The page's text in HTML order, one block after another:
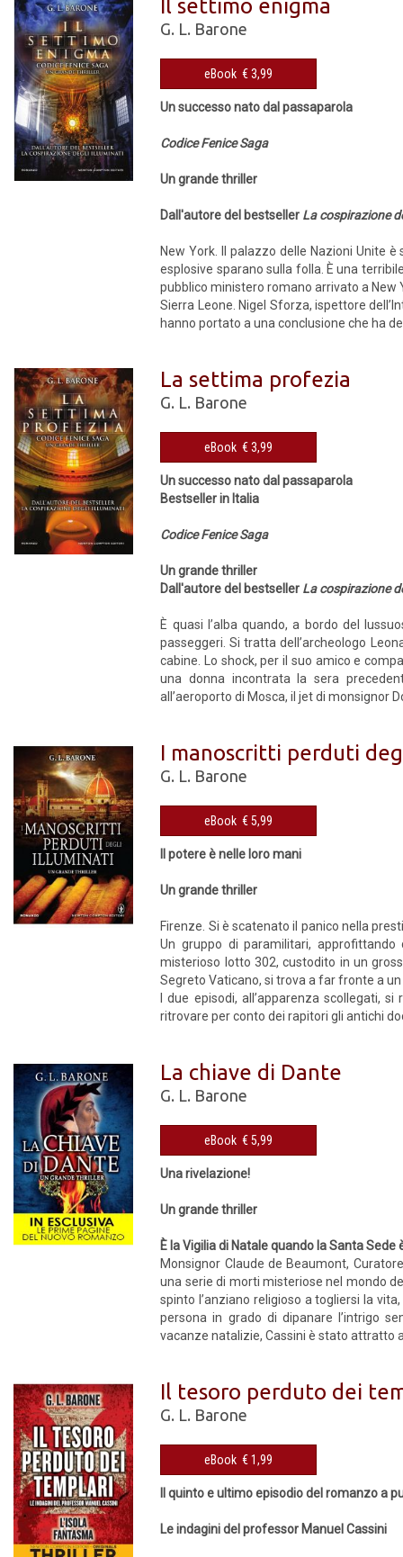
Il settimo enigma
G. L. Barone
eBook € 3,99
Un successo nato dal passaparola
Codice Fenice Saga
Un grande thriller
Dall'autore del bestseller La cospirazione
New York. Il palazzo delle Nazioni Unite
esplosive sparano sulla folla. È una
pubblico ministero romano arrivato a New
Sierra Leone. Nigel Sforza, ispettore
hanno portato a una conclusione che ha
La settima profezia
G. L. Barone
eBook € 3,99
Un successo nato dal passaparola
Bestseller in Italia
Codice Fenice Saga
Un grande thriller
Dall'autore del bestseller La cospirazione
È quasi l’alba quando, a bordo del
passeggeri. Si tratta dell’archeologo
cabine. Lo shock, per il suo amico e
una donna incontrata la sera
all’aeroporto di Mosca, il jet di monsignor
I manoscritti perduti
G. L. Barone
eBook € 5,99
Il potere è nelle loro mani
Un grande thriller
Firenze. Si è scatenato il panico nella
Un gruppo di paramilitari,
misterioso lotto 302, custodito in un
Segreto Vaticano, si trova a far fronte a
I due episodi, all’apparenza scollegati,
ritrovare per conto dei rapitori gli antichi
La chiave di Dante
G. L. Barone
eBook € 5,99
Una rivelazione!
Un grande thriller
È la Vigilia di Natale quando la Santa
Monsignor Claude de Beaumont,
una serie di morti misteriose nel mondo
spinto l’anziano religioso a togliersi la
persona in grado di dipanare l’intrigo
vacanze natalizie, Cassini è stato attratto
Il tesoro perduto dei
G. L. Barone
eBook € 1,99
Il quinto e ultimo episodio del romanzo a
Le indagini del professor Manuel Cassini